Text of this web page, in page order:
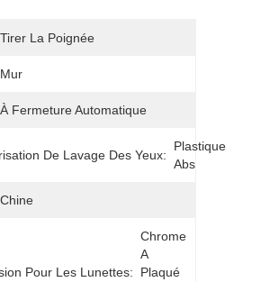
Tirer La Poignée
Mur
À Fermeture Automatique
De Lavage Des Yeux:
Plastique
Abs
Chine
Pour Les Lunettes:
Chrome
A
Plaqué